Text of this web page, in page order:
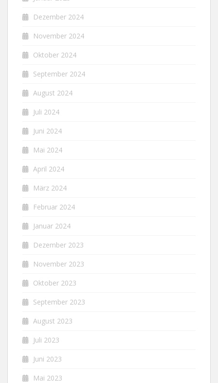
Dezember 2024
November 2024
Oktober 2024
September 2024
August 2024
Juli 2024
Juni 2024
Mai 2024
April 2024
März 2024
Februar 2024
Januar 2024
Dezember 2023
November 2023
Oktober 2023
September 2023
August 2023
Juli 2023
Juni 2023
Mai 2023